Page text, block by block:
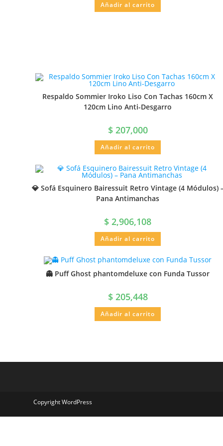
Añadir al carrito
Respaldo Sommier Iroko Liso Con Tachas 160cm X
120cm Lino Anti-Desgarro
$207,000
Añadir al carrito
💎 Sofá Esquinero Bairessuit Retro Vintage (4 Módulos)
Pana Antimanchas
$ 2,906,108
Añadir al carrito
👻 Puff Ghost phantomdeluxe con Funda Tussor
$205,448
Añadir al carrito
Copyright WordPress